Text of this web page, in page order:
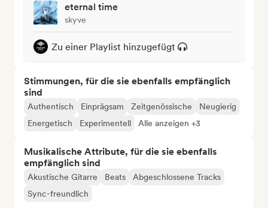
eternal time
skyve
Zu einer Playlist hinzugefügt
Stimmungen, für die sie ebenfalls empfänglich
sind
Authentisch Einprägsam Zeitgenössische
Neugierig
Energetisch
Experimentell Alle anzeigen +3
Musikalische Attribute, für die sie ebenfalls
empfänglich sind
Akustische Gitarre Beats
Abgeschlossene Tracks
Sync-freundlich